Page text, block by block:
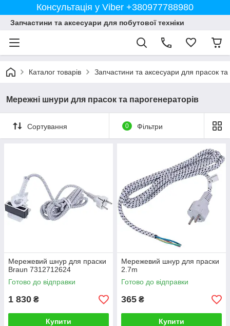
Консультація у Viber +380977788980
Запчастини та аксесуари для побутової техніки
Каталог товарів Запчастини та аксесуари для прасок та
Мережні шнури для прасок та парогенераторів
Сортування 0 Фільтри
Мережевий шнур для праски
Braun 7312712624
Готово до відправки
1 830 ₴
Купити
Мережевий шнур для праски
2.7m
Готово до відправки
365 ₴
Купити